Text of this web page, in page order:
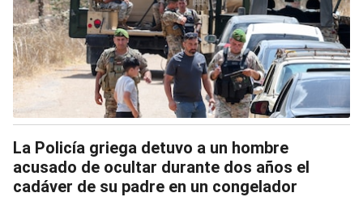
La Policía griega detuvo a un hombre
acusado de ocultar durante dos años el
cadáver de su padre en un congelador